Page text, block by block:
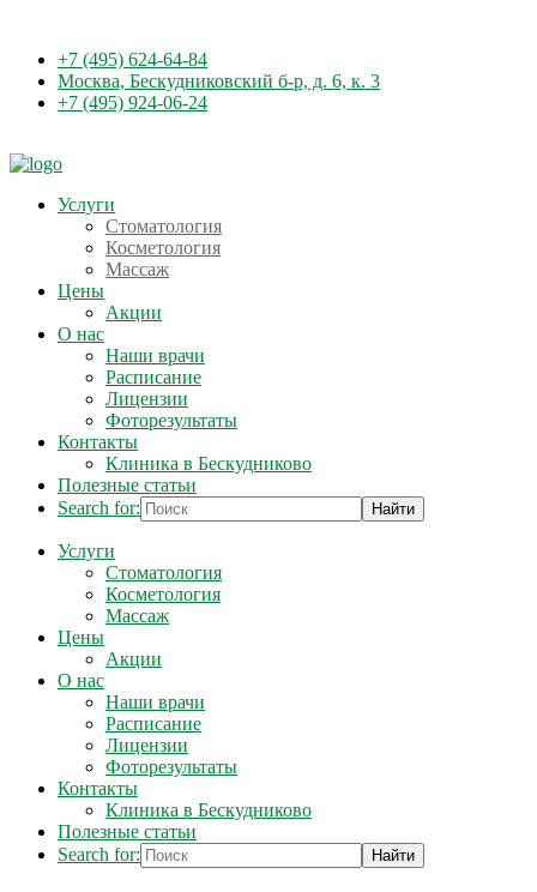
+7 (495) 624-64-84
Москва, Бескудниковский б-р, д. 6, к. 3
+7 (495) 924-06-24
Услуги
Стоматология
Косметология
Массаж
Цены
Акции
О нас
Наши врачи
Расписание
Лицензии
Фоторезультаты
Контакты
Клиника в Бескудниково
Полезные статьи
Search for:
Услуги
Стоматология
Косметология
Массаж
Цены
Акции
О нас
Наши врачи
Расписание
Лицензии
Фоторезультаты
Контакты
Клиника в Бескудниково
Полезные статьи
Search for: